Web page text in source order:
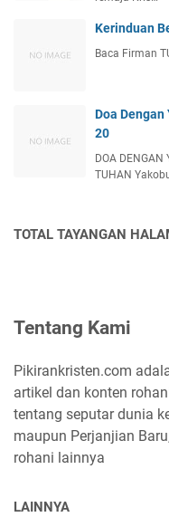
Kerinduan
Baca Firman
Doa
20
DOA DENGAN
TUHAN
TOTAL TAYANGAN
Tentang Kami
Pikirankristen.com
artikel dan konten
tentang seputar dunia
maupun Perjanjian
rohani lainnya
LAINNYA